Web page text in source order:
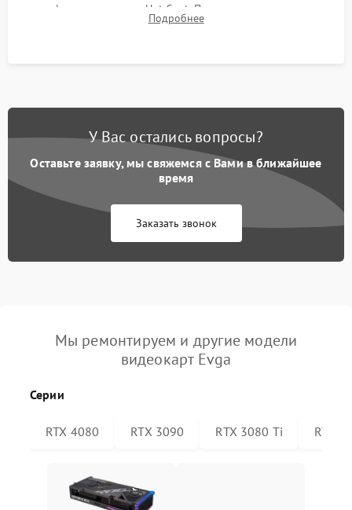
графического чипа и Hot Spot. Проверка на отсутствие
артефактов изображения, вылетов драйвера и зависаний.
Подробнее
У Вас остались вопросы?
Оставьте заявку, мы свяжемся с Вами в ближайшее
время
Заказать звонок
Мы ремонтируем и другие модели
видеокарт Evga
Серии
RTX 4080 RTX 3090 RTX 3080 Ti RTX